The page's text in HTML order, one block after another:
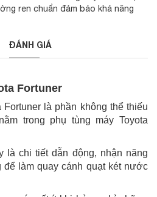
ren chuẩn đảm bảo khả năng
ĐÁNH GIÁ
Fortuner
là phần không thể thiếu
trong phụ tùng máy Toyota
là chi tiết dẫn động, nhận năng
để làm quay cánh quạt két nước